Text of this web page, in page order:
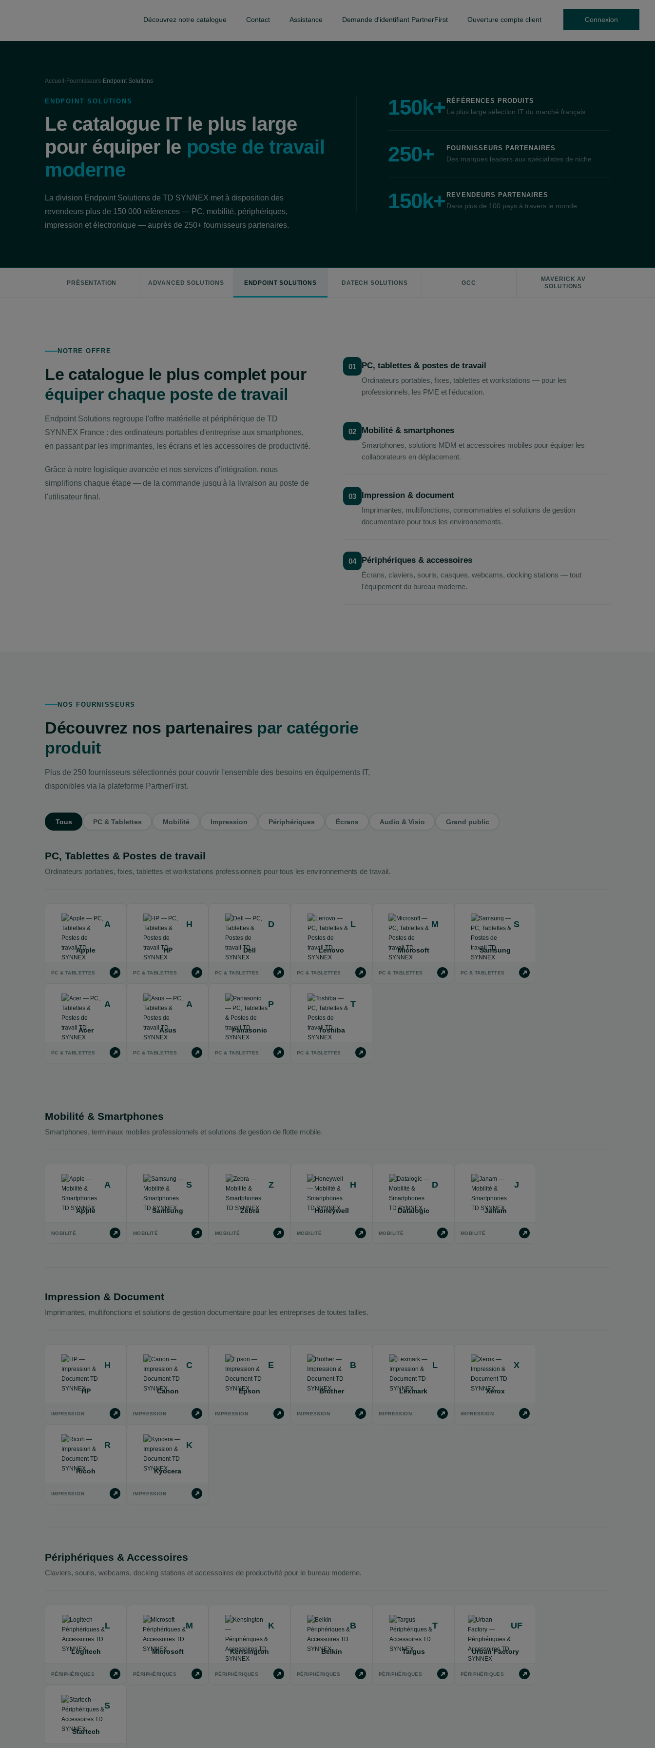
Découvrez notre catalogue Contact Assistance Demande d'identifiant PartnerFirst Ouverture compte client Connexion
Accueil › Fournisseurs› Endpoint Solutions
ENDPOINT SOLUTIONS
Le catalogue IT le plus large
pour équiper le poste de travail
moderne
La division Endpoint Solutions de TD SYNNEX met à disposition des
revendeurs plus de 150 000 références — PC, mobilité, périphériques,
impression et électronique — auprès de 250+ fournisseurs partenaires.
150k+ RÉFÉRENCES PRODUITS
La plus large sélection IT du marché français
250+ FOURNISSEURS PARTENAIRES
Des marques leaders aux spécialistes de niche
150k+ REVENDEURS PARTENAIRES
Dans plus de 100 pays à travers le monde
PRÉSENTATION ADVANCED SOLUTIONS ENDPOINT SOLUTIONS DATECH SOLUTIONS GCC
MAVERICK AV
SOLUTIONS
NOTRE OFFRE
Le catalogue le plus complet pour
équiper chaque poste de travail
Endpoint Solutions regroupe l'offre matérielle et périphérique de TD
SYNNEX France : des ordinateurs portables d'entreprise aux smartphones,
en passant par les imprimantes, les écrans et les accessoires de productivité.
Grâce à notre logistique avancée et nos services d'intégration, nous
simplifions chaque étape — de la commande jusqu'à la livraison au poste de
l'utilisateur final.
01 PC, tablettes & postes de travail
Ordinateurs portables, fixes, tablettes et workstations — pour les
professionnels, les PME et l'éducation.
02 Mobilité & smartphones
Smartphones, solutions MDM et accessoires mobiles pour équiper les
collaborateurs en déplacement.
03 Impression & document
Imprimantes, multifonctions, consommables et solutions de gestion
documentaire pour tous les environnements.
04 Périphériques & accessoires
Écrans, claviers, souris, casques, webcams, docking stations — tout
l'équipement du bureau moderne.
NOS FOURNISSEURS
Découvrez nos partenaires par catégorie
produit
Plus de 250 fournisseurs sélectionnés pour couvrir l'ensemble des besoins en équipements IT,
disponibles via la plateforme PartnerFirst.
Tous PC & Tablettes Mobilité Impression Périphériques Écrans Audio & Visio Grand public
PC, Tablettes & Postes de travail
Ordinateurs portables, fixes, tablettes et workstations professionnels pour tous les environnements de travail.
A
Apple
PC & TABLETTES
H
HP
PC & TABLETTES
D
Dell
PC & TABLETTES
L
Lenovo
PC & TABLETTES
M
Microsoft
PC & TABLETTES
S
Samsung
PC & TABLETTES
A
Acer
PC & TABLETTES
A
Asus
PC & TABLETTES
P
Panasonic
PC & TABLETTES
T
Toshiba
PC & TABLETTES
Mobilité & Smartphones
Smartphones, terminaux mobiles professionnels et solutions de gestion de flotte mobile.
A
Apple
MOBILITÉ
S
Samsung
MOBILITÉ
Z
Zebra
MOBILITÉ
H
Honeywell
MOBILITÉ
D
Datalogic
MOBILITÉ
J
Janam
MOBILITÉ
Impression & Document
Imprimantes, multifonctions et solutions de gestion documentaire pour les entreprises de toutes tailles.
H
HP
IMPRESSION
C
Canon
IMPRESSION
E
Epson
IMPRESSION
B
Brother
IMPRESSION
L
Lexmark
IMPRESSION
X
Xerox
IMPRESSION
R
Ricoh
IMPRESSION
K
Kyocera
IMPRESSION
Périphériques & Accessoires
Claviers, souris, webcams, docking stations et accessoires de productivité pour le bureau moderne.
L
Logitech
PÉRIPHÉRIQUES
M
Microsoft
PÉRIPHÉRIQUES
K
Kensington
PÉRIPHÉRIQUES
B
Belkin
PÉRIPHÉRIQUES
T
Targus
PÉRIPHÉRIQUES
UF
Urban Factory
PÉRIPHÉRIQUES
S
Startech